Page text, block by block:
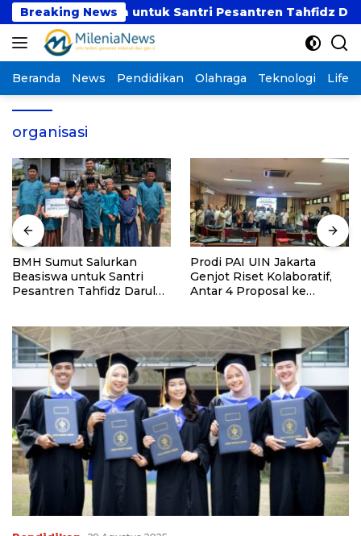
Langsung
ke
konten
Breaking News
Beasiswa untuk Santri Pesantren Tahfidz Darul
Beranda News Pendidikan Olahraga Teknologi
organisasi
BMH Sumut Salurkan
Beasiswa untuk Santri
Pesantren Tahfidz Darul
Prodi PAI UIN Jakarta
Genjot Riset Kolaboratif,
Antar 4 Proposal ke